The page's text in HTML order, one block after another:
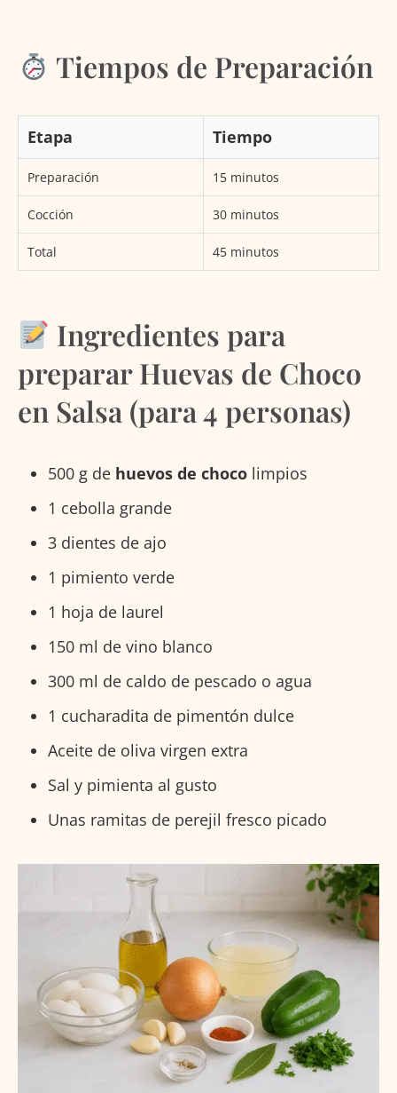
Tiempos de Preparación
Etapa Tiempo
Preparación 15 minutos
Cocción 30 minutos
Total 45 minutos
Ingredientes para
preparar Huevas de Choco
en Salsa (para 4 personas)
500 g de huevos de choco limpios
1 cebolla grande
3 dientes de ajo
1 pimiento verde
1 hoja de laurel
150 ml de vino blanco
300 ml de caldo de pescado o agua
1 cucharadita de pimentón dulce
Aceite de oliva virgen extra
Sal y pimienta al gusto
Unas ramitas de perejil fresco picado